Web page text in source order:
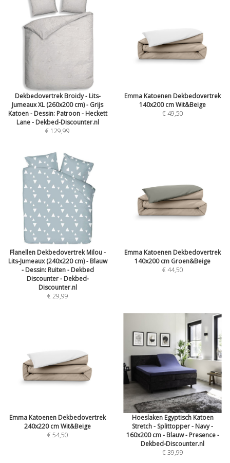
Dekbedovertrek Broidy - Lits-
Jumeaux XL (260x200 cm) - Grijs
Katoen - Dessin: Patroon - Heckett
Lane - Dekbed-Discounter.nl
€ 129,99
Emma Katoenen Dekbedovertrek
140x200 cm Wit&Beige
€ 49,50
Flanellen Dekbedovertrek Milou -
Lits-Jumeaux (240x220 cm) - Blauw
- Dessin: Ruiten - Dekbed
Discounter - Dekbed-
Discounter.nl
€ 29,99
Emma Katoenen Dekbedovertrek
140x200 cm Groen&Beige
€ 44,50
Emma Katoenen Dekbedovertrek
240x220 cm Wit&Beige
€ 54,50
Hoeslaken Egyptisch Katoen
Stretch - Splittopper - Navy -
160x200 cm - Blauw - Presence -
Dekbed-Discounter.nl
€ 39,99